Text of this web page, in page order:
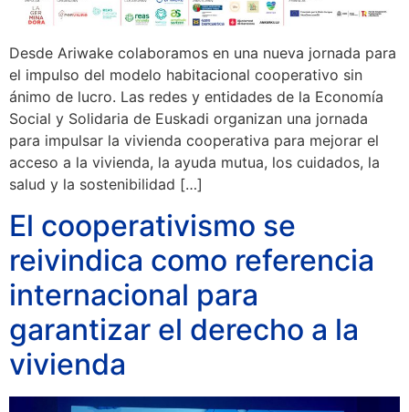
Desde Ariwake colaboramos en una nueva jornada para
el impulso del modelo habitacional cooperativo sin
ánimo de lucro. Las redes y entidades de la Economía
Social y Solidaria de Euskadi organizan una jornada
para impulsar la vivienda cooperativa para mejorar el
acceso a la vivienda, la ayuda mutua, los cuidados, la
salud y la sostenibilidad […]
El cooperativismo se
reivindica como referencia
internacional para
garantizar el derecho a la
vivienda